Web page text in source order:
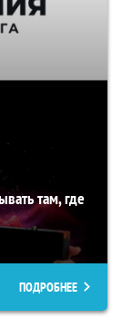
там, где
ПОДРОБНЕЕ